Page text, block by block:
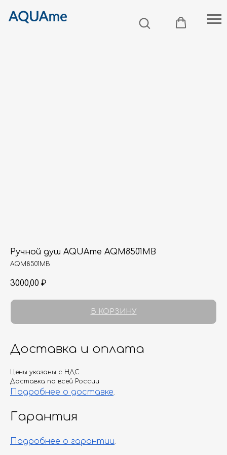
Ручной душ AQUAme AQM8501MB
AQM8501MB
3000,00 ₽
В КОРЗИНУ
Доставка и оплата
Цены указаны с НДС
Доставка по всей России
Подробнее о доставке.
Гарантия
Подробнее о гарантии.
Дизайнерам
Гарантия